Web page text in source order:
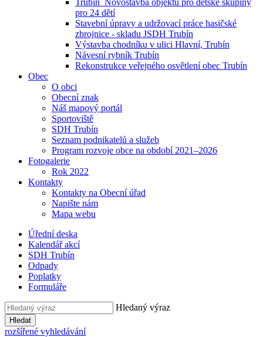
Trubín_Novostavba objektu pro dětské skupiny
pro 24 dětí
Stavební úpravy a udržovací práce hasičské
zbrojnice - skladu JSDH Trubín
Výstavba chodníku v ulici Hlavní, Trubín
Návesní rybník Trubín
Rekonstrukce veřejného osvětlení obec Trubín
Obec
O obci
Obecní znak
Náš mapový portál
Sportoviště
SDH Trubín
Seznam podnikatelů a služeb
Program rozvoje obce na období 2021–2026
Fotogalerie
Rok 2022
Kontakty
Kontakty na Obecní úřad
Napište nám
Mapa webu
Úřední deska
Kalendář akcí
SDH Trubín
Odpady
Poplatky
Formuláře
Hledaný výraz
Hledat
rozšířené vyhledávání